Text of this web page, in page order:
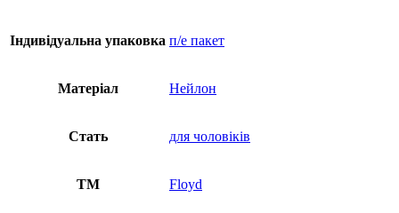
Індивідуальна упаковка п/е пакет
Матеріал Нейлон
Стать для чоловіків
ТМ Floyd